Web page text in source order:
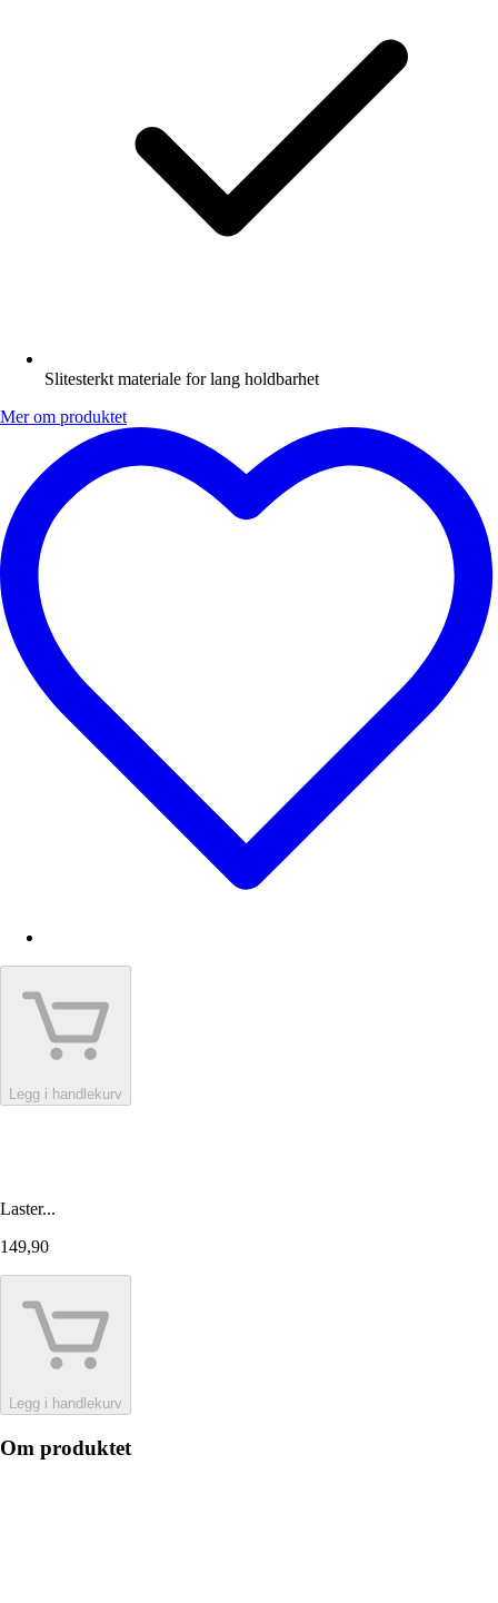
Slitesterkt materiale for lang holdbarhet
Mer om produktet
Legg i handlekurv
Laster...
149,90
Legg i handlekurv
Om produktet